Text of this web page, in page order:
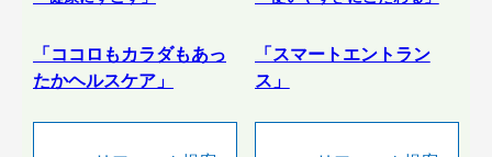
「ココロもカラダもあっ
たかヘルスケア」
「スマートエントラン
ス」